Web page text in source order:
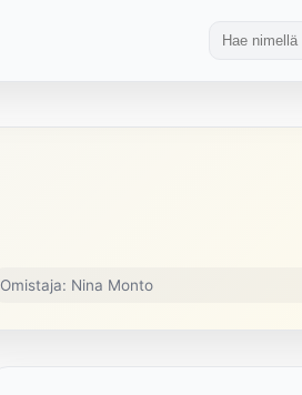
Omistaja: Nina Monto